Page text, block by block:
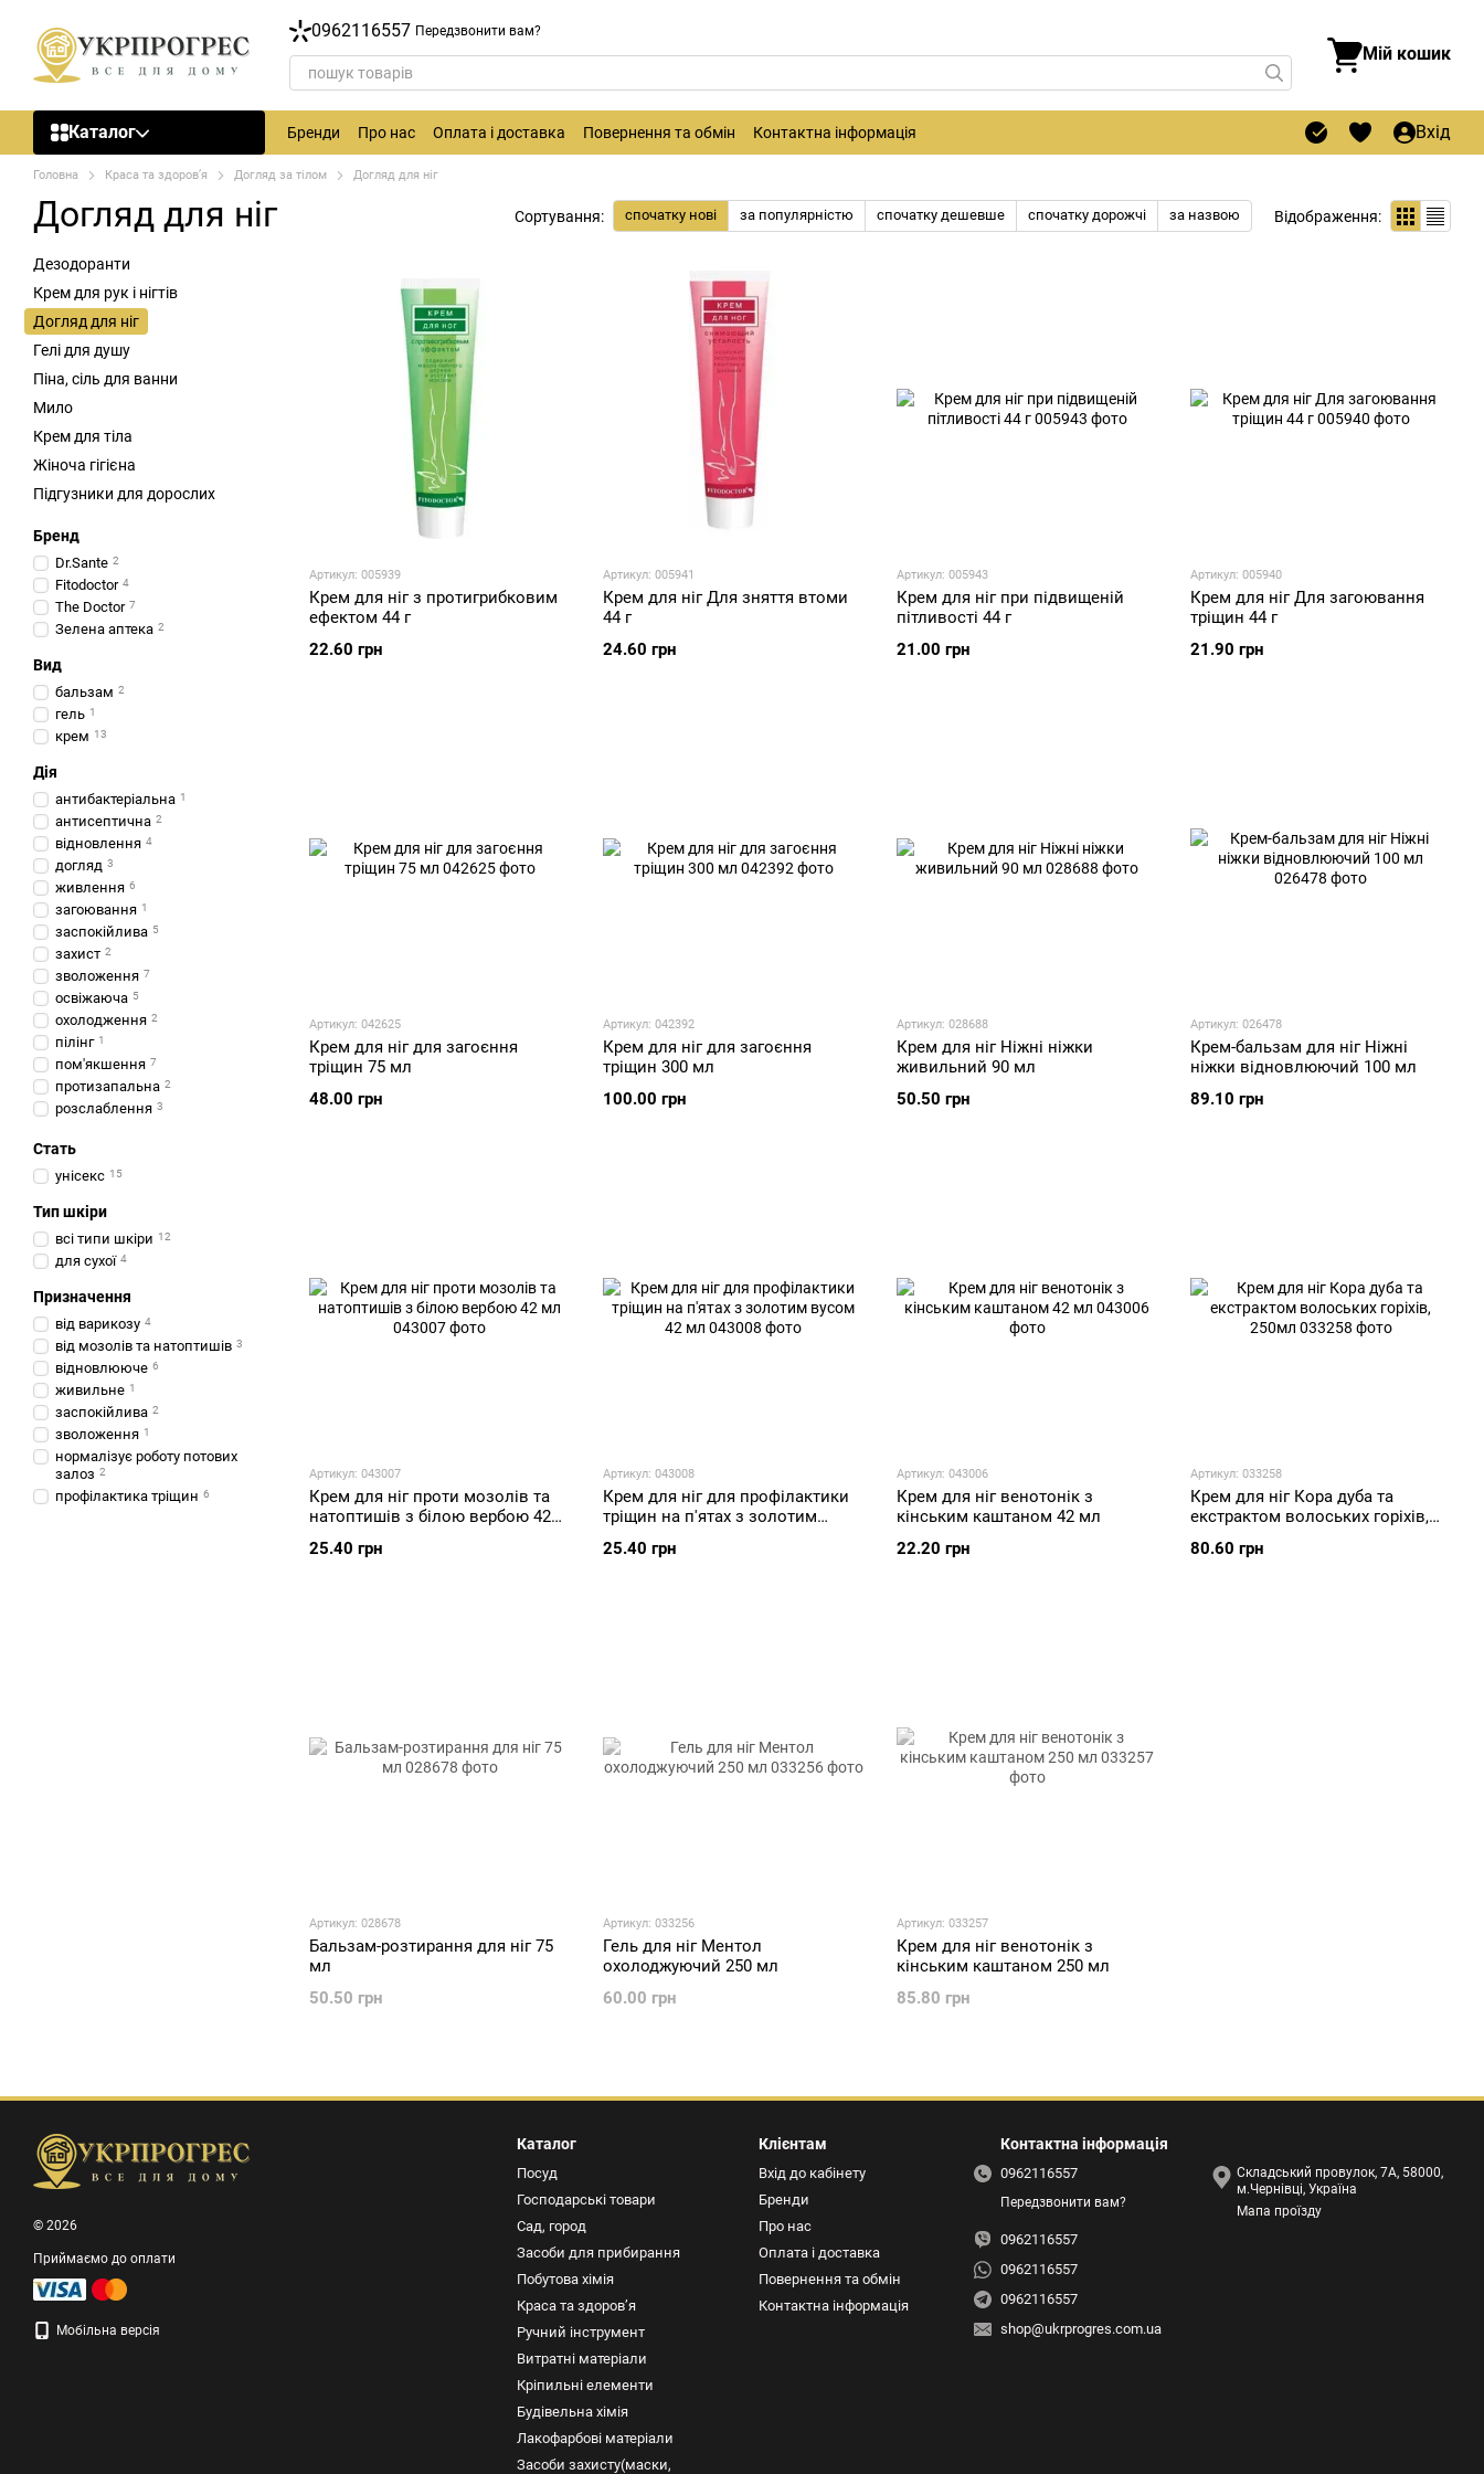
0962116557 Передзвонити вам?
Мій кошик
Каталог Бренди Про нас Оплата і доставка Повернення та обмін Контактна інформація Вхід
Головна Краса та здоров’я Догляд за тілом Догляд для ніг
Догляд для ніг Сортування: спочатку нові за популярністю спочатку дешевше спочатку дорожчі за назвою Відображення:
Артикул: 005939
Крем для ніг з протигрибковим
ефектом 44 г
22.60 грн
Артикул: 005941
Крем для ніг Для зняття втоми
44 г
24.60 грн
Артикул: 005943
Крем для ніг при підвищеній
пітливості 44 г
21.00 грн
Артикул: 005940
Крем для ніг Для загоювання
тріщин 44 г
21.90 грн
Артикул: 042625
Крем для ніг для загоєння
тріщин 75 мл
48.00 грн
Артикул: 042392
Крем для ніг для загоєння
тріщин 300 мл
100.00 грн
Артикул: 028688
Крем для ніг Ніжні ніжки
живильний 90 мл
50.50 грн
Артикул: 026478
Крем-бальзам для ніг Ніжні
ніжки відновлюючий 100 мл
89.10 грн
Артикул: 043007
Крем для ніг проти мозолів та
натоптишів з білою вербою 42
25.40 грн
Артикул: 043008
Крем для ніг для профілактики
тріщин на п'ятах з золотим
25.40 грн
Артикул: 043006
Крем для ніг венотонік з
кінським каштаном 42 мл
22.20 грн
Артикул: 033258
Крем для ніг Кора дуба та
екстрактом волоських горіхів,
80.60 грн
Артикул: 028678
Бальзам-розтирання для ніг 75
мл
50.50 грн
Артикул: 033256
Гель для ніг Ментол
охолоджуючий 250 мл
60.00 грн
Артикул: 033257
Крем для ніг венотонік з
кінським каштаном 250 мл
85.80 грн
Дезодоранти
Крем для рук і нігтів
Догляд для ніг
Гелі для душу
Піна, сіль для ванни
Мило
Крем для тіла
Жіноча гігієна
Підгузники для дорослих
Бренд
Dr.Sante 2
Fitodoctor 4
The Doctor 7
Зелена аптека 2
Вид
бальзам 2
гель 1
крем 13
Дія
антибактеріальна 1
антисептична 2
відновлення 4
догляд 3
живлення 6
загоювання 1
заспокійлива 5
захист 2
зволоження 7
освіжаюча 5
охолодження 2
пілінг 1
пом'якшення 7
протизапальна 2
розслаблення 3
тонування
Стать
унісекс 15
Тип шкіри
всі типи шкіри 12
для сухої 4
Призначення
від варикозу 4
від мозолів та натоптишів 3
відновлююче 6
живильне 1
заспокійлива 2
зволоження 1
нормалізує роботу потових
залоз 2
профілактика тріщин 6
© 2026
Приймаємо до оплати
Мобільна версія
Каталог
Посуд
Господарські товари
Сад, город
Засоби для прибирання
Побутова хімія
Краса та здоров’я
Ручний інструмент
Витратні матеріали
Кріпильні елементи
Будівельна хімія
Лакофарбові матеріали
Засоби захисту(маски,
Клієнтам
Вхід до кабінету
Бренди
Про нас
Оплата і доставка
Повернення та обмін
Контактна інформація
Контактна інформація
0962116557
Передзвонити вам?
0962116557
0962116557
0962116557
shop@ukrprogres.com.ua
Складський провулок, 7А, 58000,
м.Чернівці, Україна
Мапа проїзду